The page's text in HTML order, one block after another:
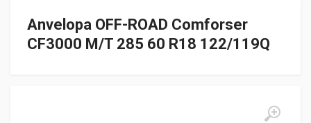
Anvelopa OFF-ROAD Comforser
CF3000 M/T 285 60 R18 122/119Q